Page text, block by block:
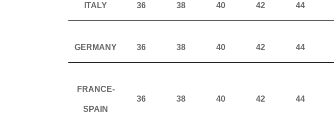
ITALY 36 38 40 42 44
GERMANY 36 38 40 42 44
FRANCE-
SPAIN
36 38 40 42 44